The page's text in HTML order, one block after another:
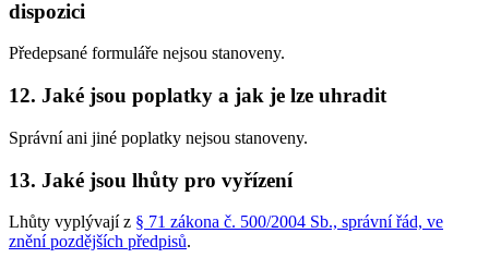
dispozici
Předepsané formuláře nejsou stanoveny.
12. Jaké jsou poplatky a jak je lze uhradit
Správní ani jiné poplatky nejsou stanoveny.
13. Jaké jsou lhůty pro vyřízení
Lhůty vyplývají z § 71 zákona č. 500/2004 Sb., správní řád, ve
znění pozdějších předpisů.